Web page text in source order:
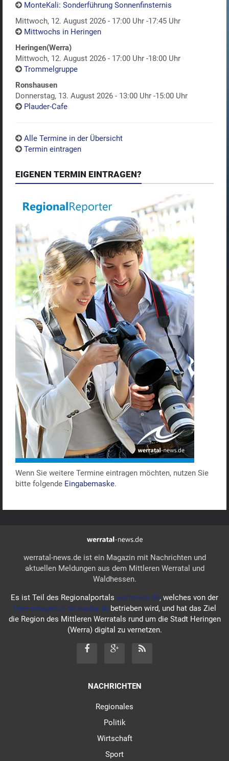
MonteKali: Sonderführung Sonnenfinsternis
Mittwoch, 12. August 2026 - 17:00 Uhr -17:45 Uhr
Mittwochs in Heringen
Heringen(Werra)
Mittwoch, 12. August 2026 - 17:00 Uhr -18:00 Uhr
Trommelgruppe
Ronshausen
Donnerstag, 13. August 2026 - 13:00 Uhr -15:00 Uhr
Plauder-Cafe
Alle Termine in der Übersicht
Termin eintragen
EIGENEN TERMIN EINTRAGEN?
Wenn Sie weitere Termine eintragen möchten, nutzen Sie
bitte folgende Eingabemaske.
werratal-news.de ist ein Magazin mit Nachrichten und
aktuellen Meldungen aus dem Mittleren Werratal und
Waldhessen.
Es ist Teil des Regionalportals werraweb.de, welches von der
Internetagentur dd-media.debetrieben wird, und hat das Ziel
die Region des Mittleren Werratals rund um die Stadt Heringen
(Werra) digital zu vernetzen.
NACHRICHTEN
Regionales
Politik
Wirtschaft
Sport